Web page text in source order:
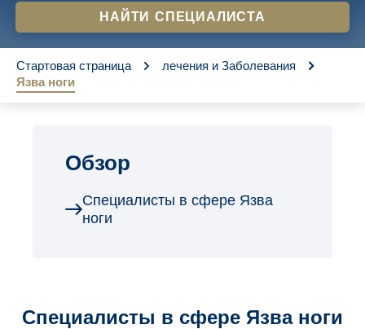
НАЙТИ СПЕЦИАЛИСТА
You are here:
Стартовая страница
лечения и Заболевания
Язва ноги
Обзор
Специалисты в сфере Язва
ноги
Специалисты в сфере Язва ноги